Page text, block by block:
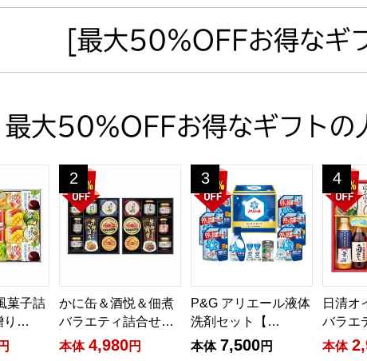
[最大50％OFFお得なギ
最大50％OFFお得なギフトの
菓子詰合せ【夏の贈りもの・お中元】[GT-50V]
菓子詰
り…
かに缶＆酒悦＆佃煮バラエティ詰合せ【夏の贈りも
2
位
かに缶＆酒悦＆佃煮
バラエティ詰合せ…
本体 4,980円
P&G アリエール液体洗剤セ
3
位
P&G アリエール液体
洗剤セット【…
本体 7,500円
日清
4
位
日清オ
バラエ
本体